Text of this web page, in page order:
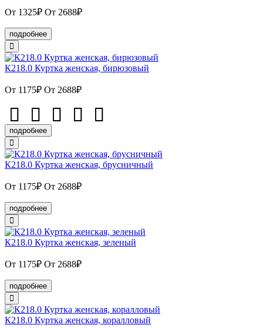
От 1325₽ От 2688₽
подробнее
К218.0 Куртка женская, бирюзовый
От 1175₽ От 2688₽
подробнее
К218.0 Куртка женская, брусничный
От 1175₽ От 2688₽
подробнее
К218.0 Куртка женская, зеленый
От 1175₽ От 2688₽
подробнее
К218.0 Куртка женская, коралловый